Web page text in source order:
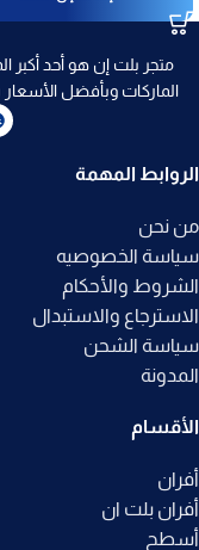
متجر بلت إن هو أحد أكبر
الماركات وبأفضل الأسعار
الروابط المهمة
من نحن
سياسة الخصوصيه
الشروط والأحكام
الاسترجاع والاستبدال
سياسة الشحن
المدونة
الأقسام
أفران
أفران بلت ان
أسطح